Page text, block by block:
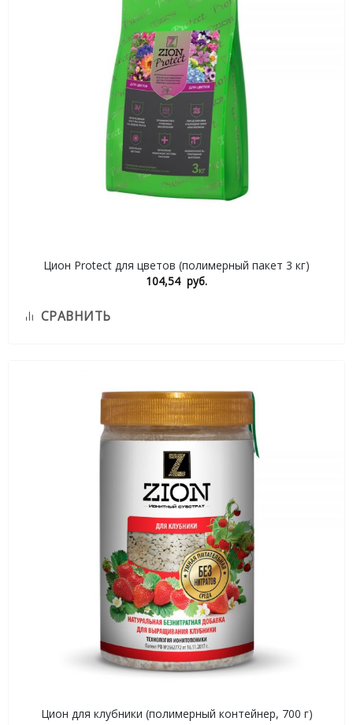
Цион Protect для цветов (полимерный пакет 3 кг)
104,54 руб.
СРАВНИТЬ
Цион для клубники (полимерный контейнер, 700 г)